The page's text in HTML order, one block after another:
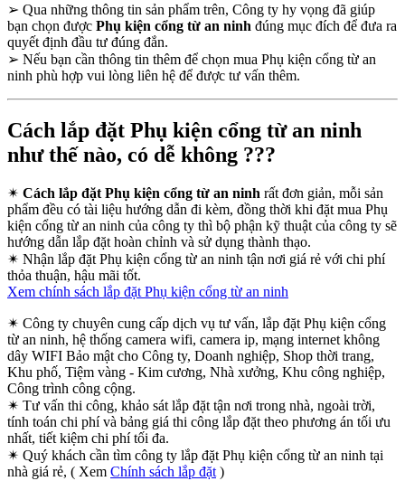
➢ Qua những thông tin sản phẩm trên, Công ty hy vọng đã giúp
bạn chọn được Phụ kiện cổng từ an ninh đúng mục đích để đưa ra
quyết định đầu tư đúng đắn.
➢ Nếu bạn cần thông tin thêm để chọn mua Phụ kiện cổng từ an
ninh phù hợp vui lòng liên hệ để được tư vấn thêm.
Cách lắp đặt Phụ kiện cổng từ an ninh
như thế nào, có dễ không ???
✴ Cách lắp đặt Phụ kiện cổng từ an ninh rất đơn giản, mỗi sản
phẩm đều có tài liệu hướng dẫn đi kèm, đồng thời khi đặt mua Phụ
kiện cổng từ an ninh của công ty thì bộ phận kỹ thuật của công ty sẽ
hướng dẫn lắp đặt hoàn chỉnh và sử dụng thành thạo.
✴ Nhận lắp đặt Phụ kiện cổng từ an ninh tận nơi giá rẻ với chi phí
thỏa thuận, hậu mãi tốt.
Xem chính sách lắp đặt Phụ kiện cổng từ an ninh
✴ Công ty chuyên cung cấp dịch vụ tư vấn, lắp đặt Phụ kiện cổng
từ an ninh, hệ thống camera wifi, camera ip, mạng internet không
dây WIFI Bảo mật cho Công ty, Doanh nghiệp, Shop thời trang,
Khu phố, Tiệm vàng - Kim cương, Nhà xưởng, Khu công nghiệp,
Công trình công cộng.
✴ Tư vấn thi công, khảo sát lắp đặt tận nơi trong nhà, ngoài trời,
tính toán chi phí và bảng giá thi công lắp đặt theo phương án tối ưu
nhất, tiết kiệm chi phí tối đa.
✴ Quý khách cần tìm công ty lắp đặt Phụ kiện cổng từ an ninh tại
nhà giá rẻ, ( Xem Chính sách lắp đặt)